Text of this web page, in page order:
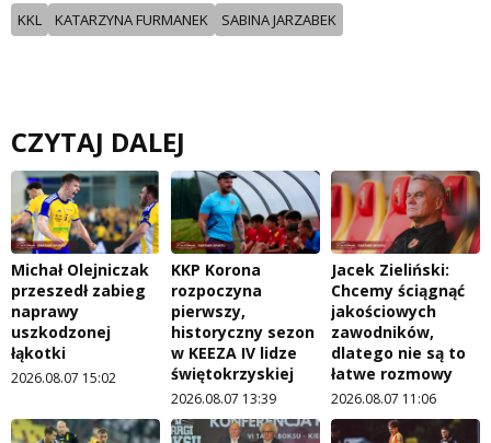
KKL KATARZYNA FURMANEK SABINA JARZABEK
CZYTAJ DALEJ
Michał Olejniczak
przeszedł zabieg
naprawy
uszkodzonej
łąkotki
2026.08.07 15:02
KKP Korona
rozpoczyna
pierwszy,
historyczny sezon
w KEEZA IV lidze
świętokrzyskiej
2026.08.07 13:39
Jacek Zieliński:
Chcemy ściągnąć
jakościowych
zawodników,
dlatego nie są to
łatwe rozmowy
2026.08.07 11:06